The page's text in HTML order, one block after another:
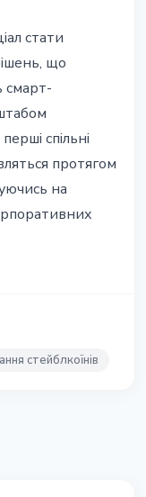
стати
що
смарт-
спільні
протягом
на
стейблкоїнів